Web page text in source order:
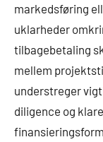
markedsføring
uklarheder
tilbagebetaling
mellem
understreger
diligence og